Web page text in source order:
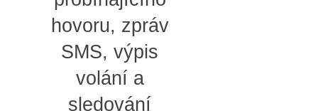
hovoru, zpráv
SMS, výpis
volání a
sledování